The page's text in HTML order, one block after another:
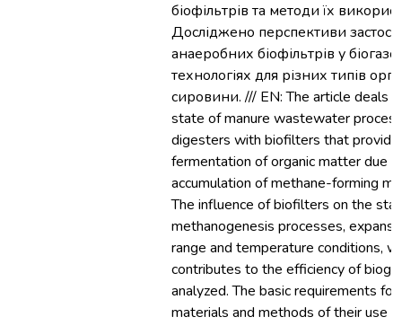
біофільтрів та методи їх
Досліджено перспективи
анаеробних біофільтрів у
технологіях для різних типів
сировини. /// EN: The article deals
state of manure wastewater
digesters with biofilters that
fermentation of organic matter due
accumulation of methane-forming
The influence of biofilters on the
methanogenesis processes,
range and temperature conditions,
contributes to the efficiency of
analyzed. The basic requirements
materials and methods of their use